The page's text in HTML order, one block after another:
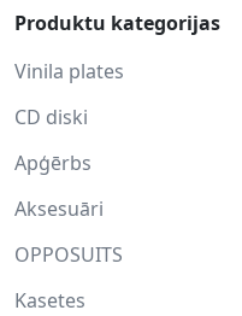
Produktu kategorijas
Vinila plates
CD diski
Apģērbs
Aksesuāri
OPPOSUITS
Kasetes